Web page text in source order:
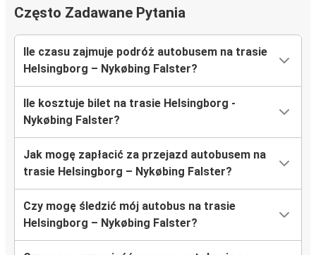
Często Zadawane Pytania
Ile czasu zajmuje podróż autobusem na trasie
Helsingborg – Nykøbing Falster?
Ile kosztuje bilet na trasie Helsingborg -
Nykøbing Falster?
Jak mogę zapłacić za przejazd autobusem na
trasie Helsingborg – Nykøbing Falster?
Czy mogę śledzić mój autobus na trasie
Helsingborg – Nykøbing Falster?